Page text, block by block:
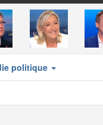
politique